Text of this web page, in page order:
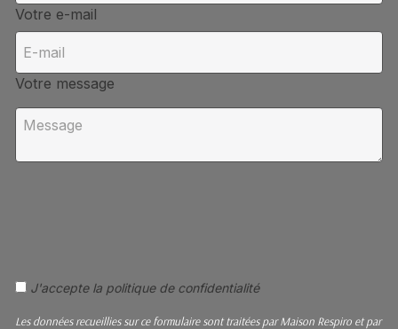
Votre e-mail
Votre message
J'accepte la politique de confidentialité
Les données recueillies sur ce formulaire sont traitées par Maison Respiro et par